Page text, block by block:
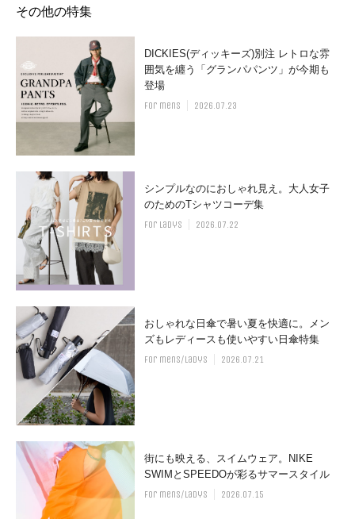
その他の特集
DICKIES(ディッキーズ)別注 レトロな雰
囲気を纏う「グランパパンツ」が今期も
登場
for mens 2026.07.23
シンプルなのにおしゃれ見え。大人女子
のためのTシャツコーデ集
for ladys 2026.07.22
おしゃれな日傘で暑い夏を快適に。メン
ズもレディースも使いやすい日傘特集
for mens/ladys 2026.07.21
街にも映える、スイムウェア。NIKE
SWIMとSPEEDOが彩るサマースタイル
for mens/ladys 2026.07.15